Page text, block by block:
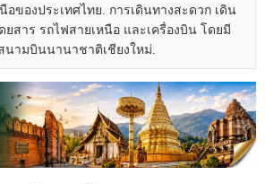
อของประเทศไทย. การเดินทางสะดวก เดิน
ยสาร รถไฟสายเหนือ และเครื่องบิน โดยมี
ามบินนานาชาติเชียงใหม่.